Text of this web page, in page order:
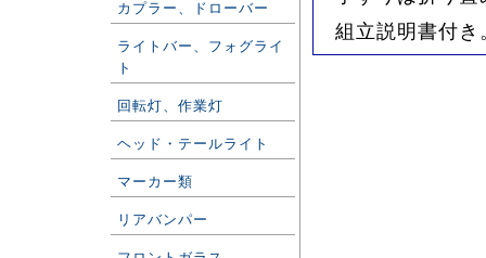
カプラー、ドローバー
ライトバー、フォグライ
ト
回転灯、作業灯
ヘッド・テールライト
マーカー類
リアバンパー
組立説明書付